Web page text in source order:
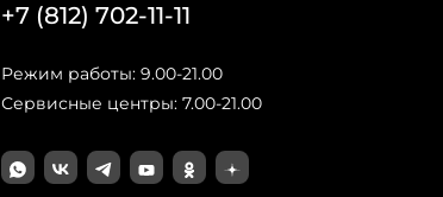
+7 (812) 702-11-11
Режим работы: 9.00-21.00
Сервисные центры: 7.00-21.00